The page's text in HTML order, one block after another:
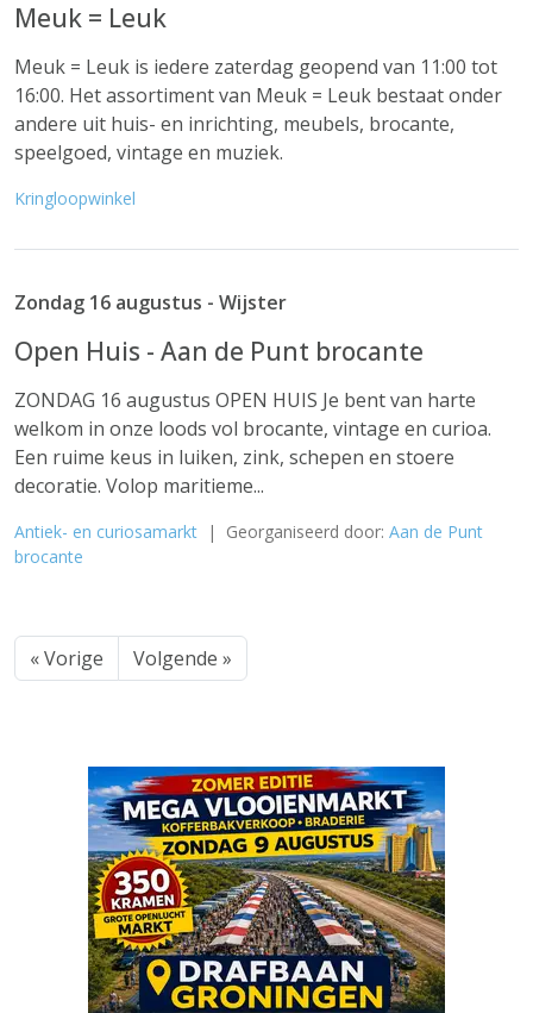
Meuk = Leuk
Meuk = Leuk is iedere zaterdag geopend van 11:00 tot
16:00. Het assortiment van Meuk = Leuk bestaat onder
andere uit huis- en inrichting, meubels, brocante,
speelgoed, vintage en muziek.
Kringloopwinkel
Zondag 16 augustus - Wijster
Open Huis - Aan de Punt brocante
ZONDAG 16 augustus OPEN HUIS Je bent van harte
welkom in onze loods vol brocante, vintage en curioa.
Een ruime keus in luiken, zink, schepen en stoere
decoratie. Volop maritieme...
Antiek- en curiosamarkt | Georganiseerd door: Aan de Punt
brocante
« Vorige Volgende »